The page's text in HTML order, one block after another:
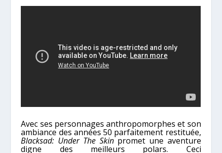
Avec ses personnages anthropomorphes et son
ambiance des années 50 parfaitement restituée,
Blacksad: Under The Skinpromet une aventure
digne des meilleurs polars. Ceci